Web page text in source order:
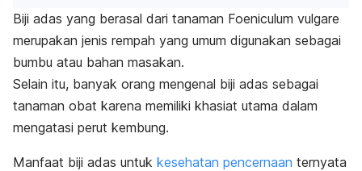
Biji adas yang berasal dari tanaman Foeniculum vulgare
merupakan jenis rempah yang umum digunakan sebagai
bumbu atau bahan masakan.
Selain itu, banyak orang mengenal biji adas sebagai
tanaman obat karena memiliki khasiat utama dalam
mengatasi perut kembung.
Manfaat biji adas untuk kesehatan pencernaan ternyata